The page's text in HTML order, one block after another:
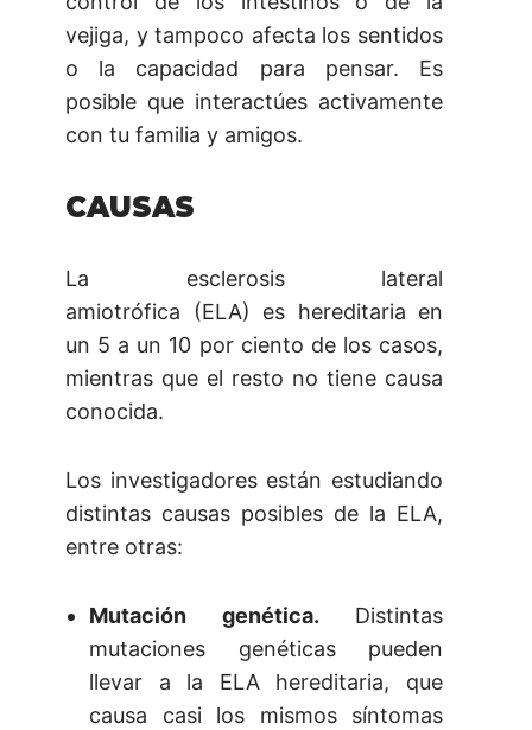
vejiga, y tampoco afecta los sentidos
o la capacidad para pensar. Es
posible que interactúes activamente
con tu familia y amigos.
CAUSAS
La esclerosis lateral
amiotrófica (ELA) es hereditaria en
un 5 a un 10 por ciento de los casos,
mientras que el resto no tiene causa
conocida.
Los investigadores están estudiando
distintas causas posibles de la ELA,
entre otras:
Mutación genética. Distintas
mutaciones genéticas pueden
llevar a la ELA hereditaria, que
causa casi los mismos síntomas